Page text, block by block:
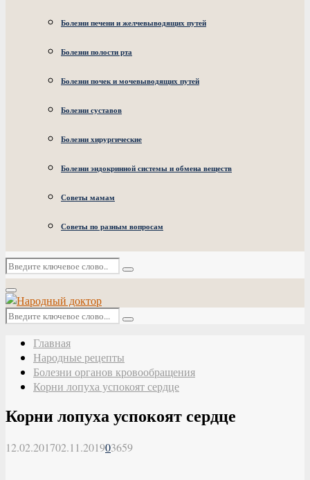
Болезни печени и желчевыводящих путей
Болезни полости рта
Болезни почек и мочевыводящих путей
Болезни суставов
Болезни хирургические
Болезни эндокринной системы и обмена веществ
Советы мамам
Советы по разным вопросам
Искать:
Поиск
Основное
меню
Искать:
Поиск
Главная
Народные рецепты
Болезни органов кровообращения
Корни лопуха успокоят сердце
Корни лопуха успокоят сердце
12.02.201702.11.201903659